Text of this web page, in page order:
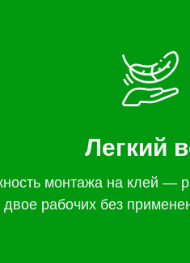
Легкий
монтажа на клей —
двое рабочих без